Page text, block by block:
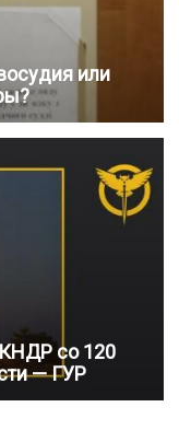
или
со 120
— ГУР